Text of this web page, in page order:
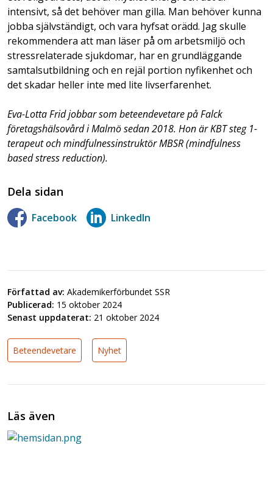
intensivt, så det behöver man gilla. Man behöver kunna
jobba självständigt, och vara hyfsat orädd. Jag skulle
rekommendera att man läser på om arbetsmiljö och
stressrelaterade sjukdomar, har en grundläggande
samtalsutbildning och en rejäl portion nyfikenhet och
det skadar heller inte med lite livserfarenhet.
Eva-Lotta Frid jobbar som beteendevetare på Falck
företagshälsovård i Malmö sedan 2018. Hon är KBT steg 1-
terapeut och mindfulnessinstruktör MBSR (mindfulness
based stress reduction).
Dela sidan
Facebook LinkedIn
Författad av: Akademikerförbundet SSR
Publicerad: 15 oktober 2024
Senast uppdaterat: 21 oktober 2024
Beteendevetare Nyhet
Läs även